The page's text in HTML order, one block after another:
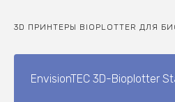
3D ПРИНТЕРЫ BIOPLOTTER ДЛЯ
EnvisionTEC 3D-Bioplotter